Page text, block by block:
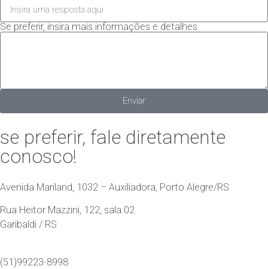
Se preferir, insira mais informações e detalhes
Enviar
se preferir, fale diretamente
conosco!
Avenida Mariland, 1032 – Auxiliadora, Porto Alegre/RS
Rua Heitor Mazzini, 122, sala 02
Garibaldi / RS
(51)99223-8998